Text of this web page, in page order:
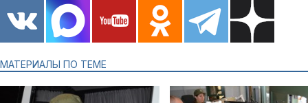
МАТЕРИАЛЫ ПО ТЕМЕ